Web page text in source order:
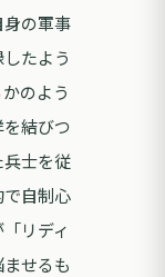
身の軍事
たよう
のよう
結びつ
兵士を従
で自制心
リディ
せるも